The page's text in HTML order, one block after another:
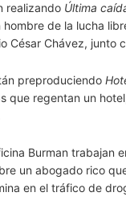
realizando Última
de la lucha
César Chávez, junto
preproduciendo
que regentan un
Burman trabajan
un abogado rico
en el tráfico de